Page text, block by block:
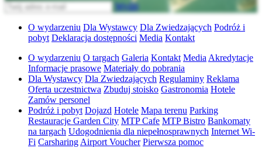
Wyślij
O wydarzeniu Dla Wystawcy Dla Zwiedzających Podróż i
pobyt Deklaracja dostępności Media Kontakt
O wydarzeniu O targach Galeria Kontakt Media Akredytacje
Informacje prasowe Materiały do pobrania
Dla Wystawcy Dla Zwiedzających Regulaminy Reklama
Oferta uczestnictwa Zbuduj stoisko Gastronomia Hotele
Zamów personel
Podróż i pobyt Dojazd Hotele Mapa terenu Parking
Restauracje Garden City MTP Cafe MTP Bistro Bankomaty
na targach Udogodnienia dla niepełnosprawnych Internet Wi-
Fi Carsharing Airport Voucher Pierwsza pomoc